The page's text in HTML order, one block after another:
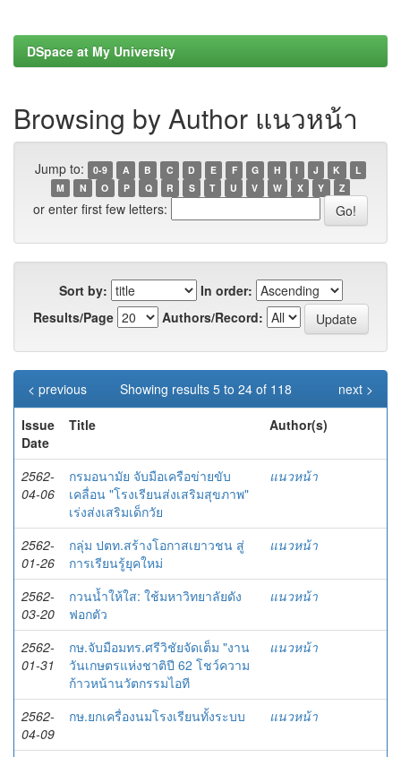
DSpace at My University
Browsing by Author แนวหน้า
Jump to: 0-9 A B C D E F G H I J K
L
M
N O P Q R S T U V W X Y Z
or enter first few letters:
Sort by:
In order:
Results/Page
Authors/Record:
Showing results 5 to 24 of 118
< previous
next >
Issue
Date
Title Author(s)
2562-
04-06
กรมอนามัย จับมือเครือข่ายขับ
เคลื่อน "โรงเรียนส่งเสริมสุขภาพ"
เร่งส่งเสริมเด็กวัย
แนวหน้า
2562-
01-26
กลุ่ม ปตท.สร้างโอกาสเยาวชน สู่
การเรียนรู้ยุคใหม่
แนวหน้า
2562-
03-20
กวนน้ำให้ใส: ใช้มหาวิทยาลัยดัง
ฟอกตัว
แนวหน้า
2562-
01-31
กษ.จับมือมทร.ศรีวิชัยจัดเต็ม "งาน
วันเกษตรแห่งชาติปี 62 โชว์ความ
ก้าวหน้านวัตกรรมไอที
แนวหน้า
2562-
04-09
กษ.ยกเครื่องนมโรงเรียนทั้งระบบ แนวหน้า